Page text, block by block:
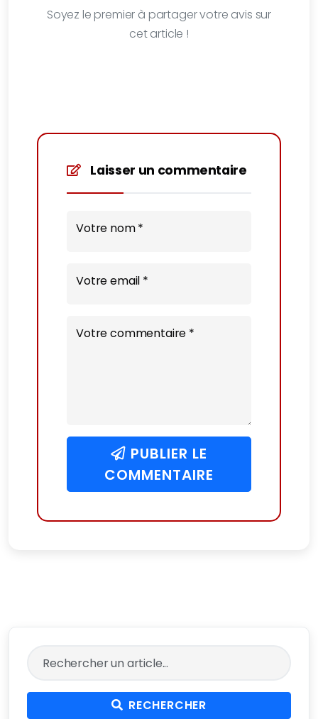
Soyez le premier à partager votre avis sur
cet article !
Laisser un commentaire
Votre nom *
Votre email *
Votre commentaire *
PUBLIER LE
COMMENTAIRE
RECHERCHER